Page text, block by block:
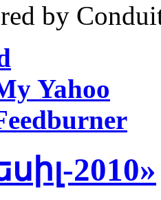
by
Yahoo
2010»